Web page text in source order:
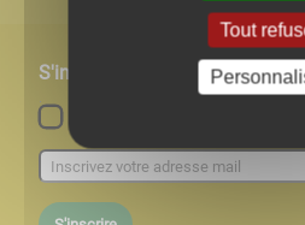
S'inscrire à notre newsletter
Tout